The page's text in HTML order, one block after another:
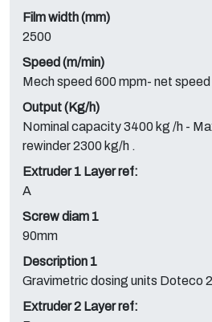
Film width (mm)
2500
Speed (m/min)
Mech speed 600 mpm- net
Output (Kg/h)
Nominal capacity 3400 kg /h -
rewinder 2300 kg/h .
Extruder 1 Layer ref:
A
Screw diam 1
90mm
Description 1
Gravimetric dosing units Doteco
Extruder 2 Layer ref: